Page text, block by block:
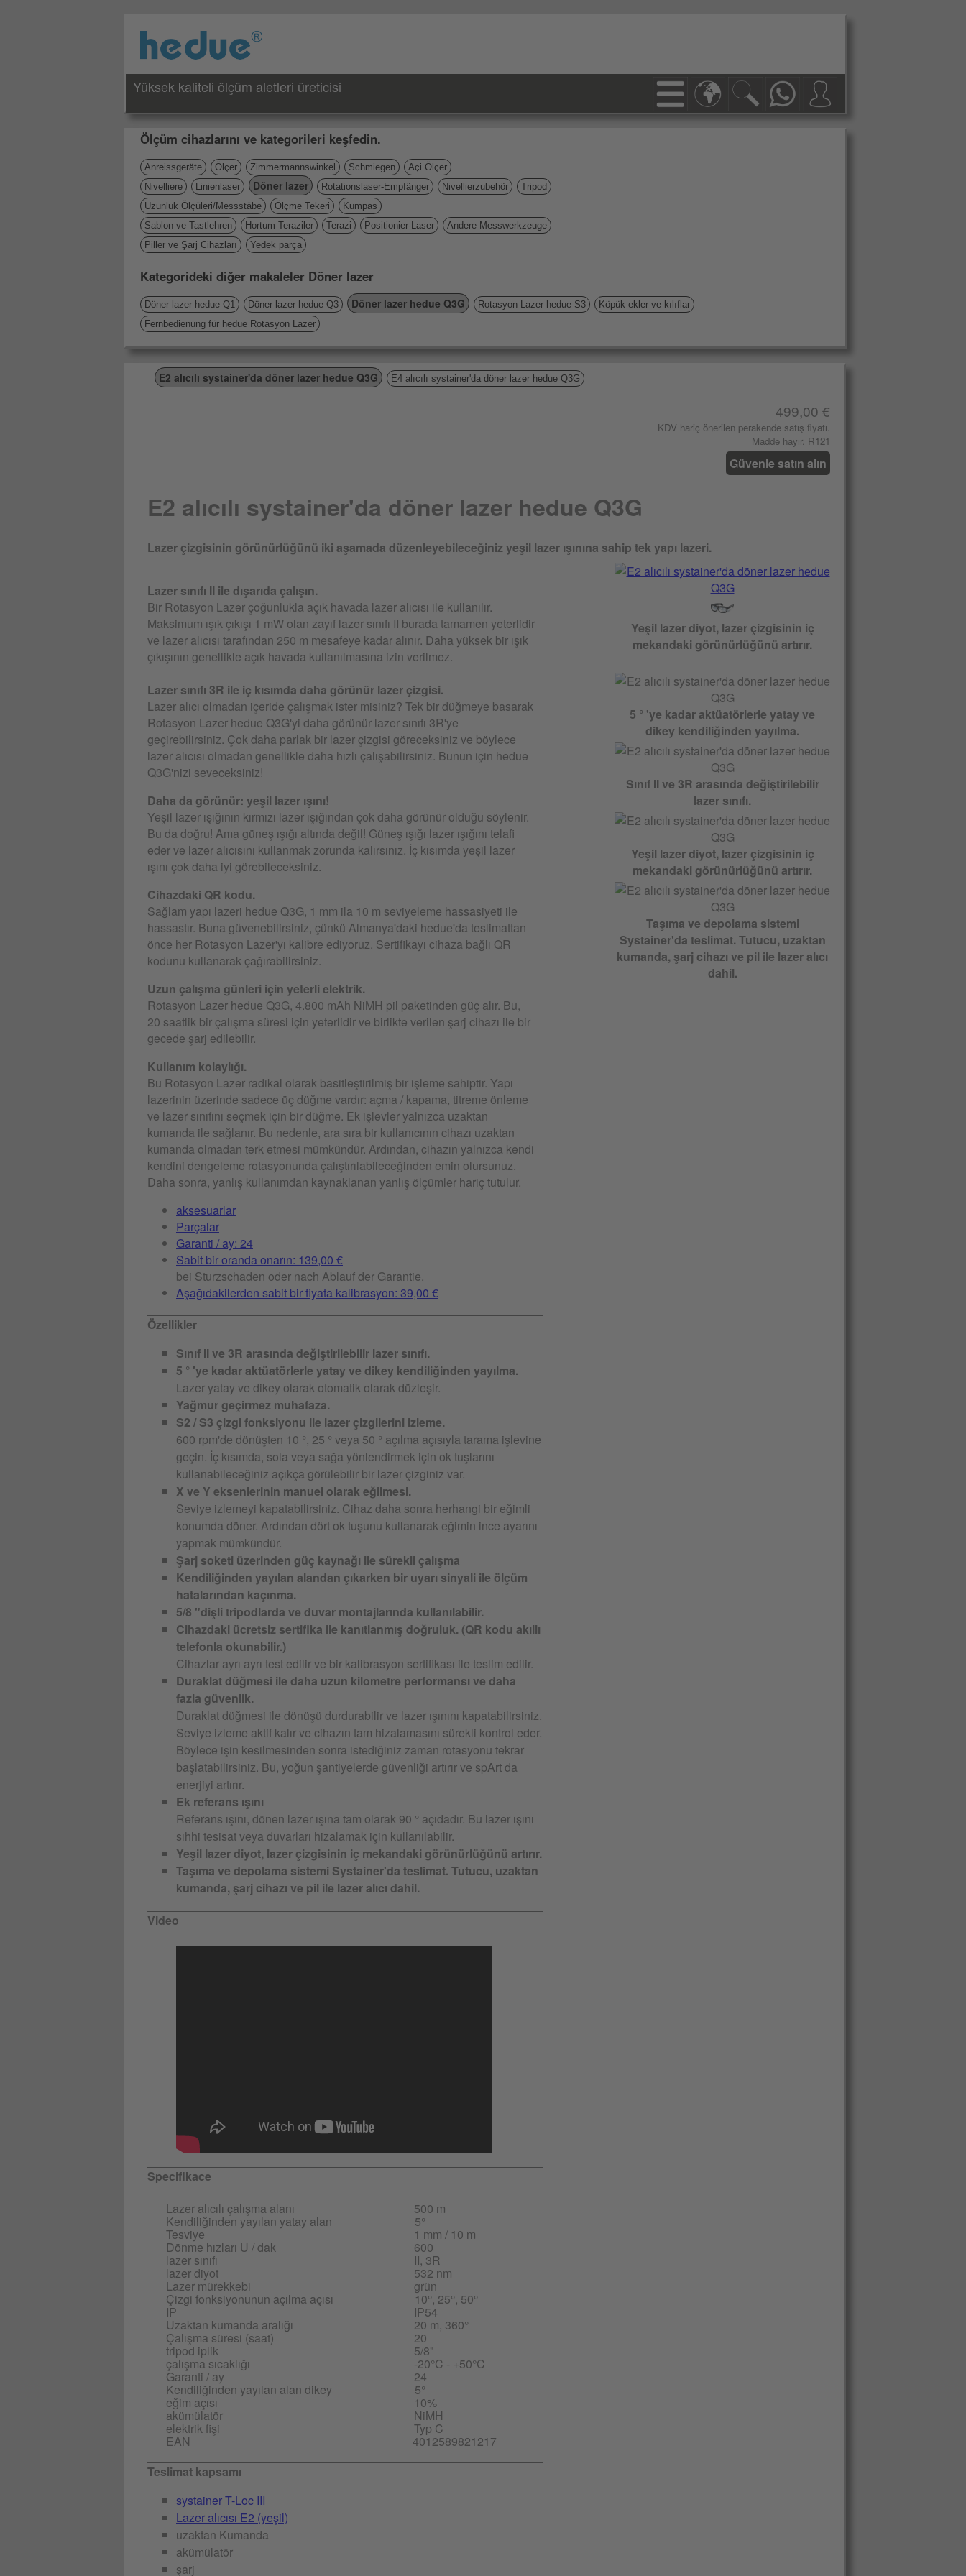
Yüksek kaliteli ölçüm aletleri üreticisi
Ölçüm cihazlarını ve kategorileri keşfedin.
Anreissgeräte Ölçer Zimmermannswinkel Schmiegen
Açi Ölçer
Nivelliere
Linienlaser Döner lazer Rotationslaser-Empfänger Nivellierzubehör
Tripod
Uzunluk Ölçüleri/Messstäbe
Ölçme Tekeri
Kumpas
Sablon ve Tastlehren
Hortum Teraziler Terazi Positionier-Laser
Andere Messwerkzeuge
Piller ve Şarj Cihazları
Yedek parça
Kategorideki diğer makaleler Döner lazer
Döner lazer hedue Q1 Döner lazer hedue Q3 Döner lazer hedue Q3G Rotasyon Lazer hedue S3
Köpük ekler ve kılıflar
Fernbedienung für hedue Rotasyon Lazer
E2 alıcılı systainer'da döner lazer hedue Q3G E4 alıcılı systainer'da döner lazer hedue Q3G
499,00 €
KDV hariç önerilen perakende satış fiyatı.
Madde hayır. R121
Güvenle satın alın
E2 alıcılı systainer'da döner lazer hedue Q3G
Lazer çizgisinin görünürlüğünü iki aşamada düzenleyebileceğiniz yeşil lazer ışınına sahip tek yapı lazeri.
Lazer sınıfı II ile dışarıda çalışın.
Bir Rotasyon Lazer çoğunlukla açık havada lazer alıcısı ile kullanılır.
Maksimum ışık çıkışı 1 mW olan zayıf lazer sınıfı II burada tamamen yeterlidir
ve lazer alıcısı tarafından 250 m mesafeye kadar alınır. Daha yüksek bir ışık
çıkışının genellikle açık havada kullanılmasına izin verilmez.
Lazer sınıfı 3R ile iç kısımda daha görünür lazer çizgisi.
Lazer alıcı olmadan içeride çalışmak ister misiniz? Tek bir düğmeye basarak
Rotasyon Lazer hedue Q3G'yi daha görünür lazer sınıfı 3R'ye
geçirebilirsiniz. Çok daha parlak bir lazer çizgisi göreceksiniz ve böylece
lazer alıcısı olmadan genellikle daha hızlı çalışabilirsiniz. Bunun için hedue
Q3G'nizi seveceksiniz!
Daha da görünür: yeşil lazer ışını!
Yeşil lazer ışığının kırmızı lazer ışığından çok daha görünür olduğu söylenir.
Bu da doğru! Ama güneş ışığı altında değil! Güneş ışığı lazer ışığını telafi
eder ve lazer alıcısını kullanmak zorunda kalırsınız. İç kısımda yeşil lazer
ışını çok daha iyi görebileceksiniz.
Cihazdaki QR kodu.
Sağlam yapı lazeri hedue Q3G, 1 mm ila 10 m seviyeleme hassasiyeti ile
hassastır. Buna güvenebilirsiniz, çünkü Almanya'daki hedue'da teslimattan
önce her Rotasyon Lazer'yı kalibre ediyoruz. Sertifikayı cihaza bağlı QR
kodunu kullanarak çağırabilirsiniz.
Uzun çalışma günleri için yeterli elektrik.
Rotasyon Lazer hedue Q3G, 4.800 mAh NiMH pil paketinden güç alır. Bu,
20 saatlik bir çalışma süresi için yeterlidir ve birlikte verilen şarj cihazı ile bir
gecede şarj edilebilir.
Kullanım kolaylığı.
Bu Rotasyon Lazer radikal olarak basitleştirilmiş bir işleme sahiptir. Yapı
lazerinin üzerinde sadece üç düğme vardır: açma / kapama, titreme önleme
ve lazer sınıfını seçmek için bir düğme. Ek işlevler yalnızca uzaktan
kumanda ile sağlanır. Bu nedenle, ara sıra bir kullanıcının cihazı uzaktan
kumanda olmadan terk etmesi mümkündür. Ardından, cihazın yalnızca kendi
kendini dengeleme rotasyonunda çalıştırılabileceğinden emin olursunuz.
Daha sonra, yanlış kullanımdan kaynaklanan yanlış ölçümler hariç tutulur.
aksesuarlar
Parçalar
Garanti / ay: 24
Sabit bir oranda onarın: 139,00 €
bei Sturzschaden oder nach Ablauf der Garantie.
Aşağıdakilerden sabit bir fiyata kalibrasyon: 39,00 €
Özellikler
Sınıf II ve 3R arasında değiştirilebilir lazer sınıfı.
5 ° 'ye kadar aktüatörlerle yatay ve dikey kendiliğinden yayılma.
Lazer yatay ve dikey olarak otomatik olarak düzleşir.
Yağmur geçirmez muhafaza.
S2 / S3 çizgi fonksiyonu ile lazer çizgilerini izleme.
600 rpm'de dönüşten 10 °, 25 ° veya 50 ° açılma açısıyla tarama işlevine
geçin. İç kısımda, sola veya sağa yönlendirmek için ok tuşlarını
kullanabileceğiniz açıkça görülebilir bir lazer çizginiz var.
X ve Y eksenlerinin manuel olarak eğilmesi.
Seviye izlemeyi kapatabilirsiniz. Cihaz daha sonra herhangi bir eğimli
konumda döner. Ardından dört ok tuşunu kullanarak eğimin ince ayarını
yapmak mümkündür.
Şarj soketi üzerinden güç kaynağı ile sürekli çalışma
Kendiliğinden yayılan alandan çıkarken bir uyarı sinyali ile ölçüm
hatalarından kaçınma.
5/8 "dişli tripodlarda ve duvar montajlarında kullanılabilir.
Cihazdaki ücretsiz sertifika ile kanıtlanmış doğruluk. (QR kodu akıllı
telefonla okunabilir.)
Cihazlar ayrı ayrı test edilir ve bir kalibrasyon sertifikası ile teslim edilir.
Duraklat düğmesi ile daha uzun kilometre performansı ve daha
fazla güvenlik.
Duraklat düğmesi ile dönüşü durdurabilir ve lazer ışınını kapatabilirsiniz.
Seviye izleme aktif kalır ve cihazın tam hizalamasını sürekli kontrol eder.
Böylece işin kesilmesinden sonra istediğiniz zaman rotasyonu tekrar
başlatabilirsiniz. Bu, yoğun şantiyelerde güvenliği artırır ve spArt da
enerjiyi artırır.
Ek referans ışını
Referans ışını, dönen lazer ışına tam olarak 90 ° açıdadır. Bu lazer ışını
sıhhi tesisat veya duvarları hizalamak için kullanılabilir.
Yeşil lazer diyot, lazer çizgisinin iç mekandaki görünürlüğünü artırır.
Taşıma ve depolama sistemi Systainer'da teslimat. Tutucu, uzaktan
kumanda, şarj cihazı ve pil ile lazer alıcı dahil.
Video
Specifikace
Lazer alıcılı çalışma alanı
500 m
Kendiliğinden yayılan yatay alan 5°
Tesviye 1 mm / 10 m
Dönme hızları U / dak 600
lazer sınıfı II, 3R
lazer diyot 532 nm
Lazer mürekkebi grün
Çizgi fonksiyonunun açılma açısı 10°, 25°, 50°
IP IP54
Uzaktan kumanda aralığı 20 m, 360°
Çalışma süresi (saat) 20
tripod iplik 5/8"
çalışma sıcaklığı -20°C - +50°C
Garanti / ay 24
Kendiliğinden yayılan alan dikey 5°
eğim açısı 10%
akümülatör NiMH
elektrik fişi Typ C
EAN
4012589821217
Teslimat kapsamı
systainer T-Loc III
Lazer alıcısı E2 (yeşil)
uzaktan Kumanda
akümülatör
şarj
Yeşil lazer diyot, lazer çizgisinin iç
mekandaki görünürlüğünü artırır.
5 ° 'ye kadar aktüatörlerle yatay ve
dikey kendiliğinden yayılma.
Sınıf II ve 3R arasında değiştirilebilir
lazer sınıfı.
Yeşil lazer diyot, lazer çizgisinin iç
mekandaki görünürlüğünü artırır.
Taşıma ve depolama sistemi
Systainer'da teslimat. Tutucu, uzaktan
kumanda, şarj cihazı ve pil ile lazer alıcı
dahil.